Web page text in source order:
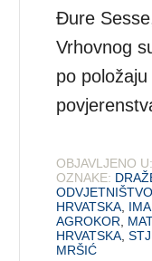
Đure
Vrhovnog
po
OBJAVLJENO U:
OZNAKE:
ODVJETNIŠTVO
HRVATSKA
AGROKOR
HRVATSKA ,
MRŠIĆ